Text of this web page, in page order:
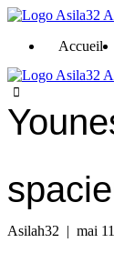
Aller
contenu
Accueil
Asilah32 | mai